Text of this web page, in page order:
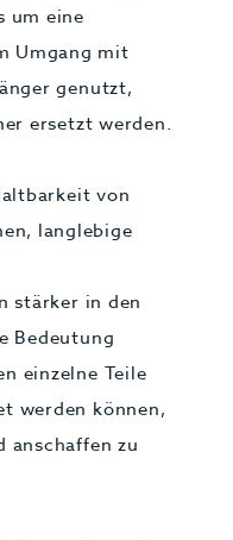
um eine
Umgang mit
genutzt,
ersetzt werden.
von
langlebige
stärker in den
Bedeutung
einzelne Teile
werden können,
anschaffen zu